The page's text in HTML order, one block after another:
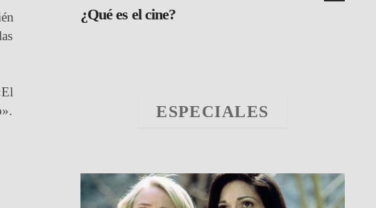
¿Qué es el cine?
ESPECIALES